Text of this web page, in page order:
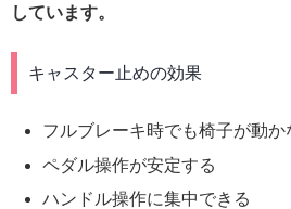
しています。
キャスター止めの効果
フルブレーキ時でも椅子が動か
ペダル操作が安定する
ハンドル操作に集中できる